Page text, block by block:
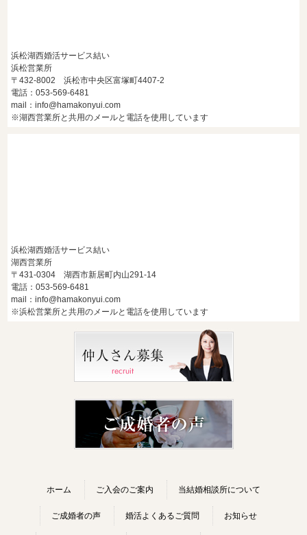
浜松湖西婚活サービス結い
浜松営業所
〒432-8002 浜松市中央区富塚町4407-2
電話：053-569-6481
mail：info@hamakonyui.com
※湖西営業所と共用のメールと電話を使用しています
浜松湖西婚活サービス結い
湖西営業所
〒431-0304 湖西市新居町内山291-14
電話：053-569-6481
mail：info@hamakonyui.com
※浜松営業所と共用のメールと電話を使用しています
ホーム ご入会のご案内 当結婚相談所について
ご成婚者の声 婚活よくあるご質問 お知らせ